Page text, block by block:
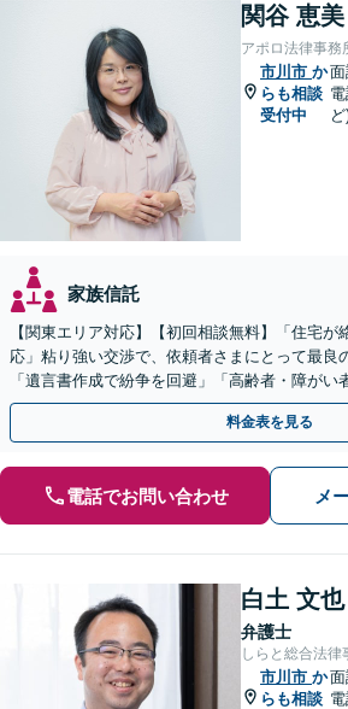
関谷 恵美
アポロ法律事務
市川市 か
らも相談
受付中
面
家族信託
【関東エリア対応】【初回相談無料】「住宅が
応」粘り強い交渉で、依頼者さまにとって最良
「遺言書作成で紛争を回避」「高齢者・障がい
ポート」【全国出張】【完全個室制】【バリア
料金表を見る
電話でお問い合わせ メ
白土 文也
弁護士
しらと総合法律
市川市 か
らも相談
面